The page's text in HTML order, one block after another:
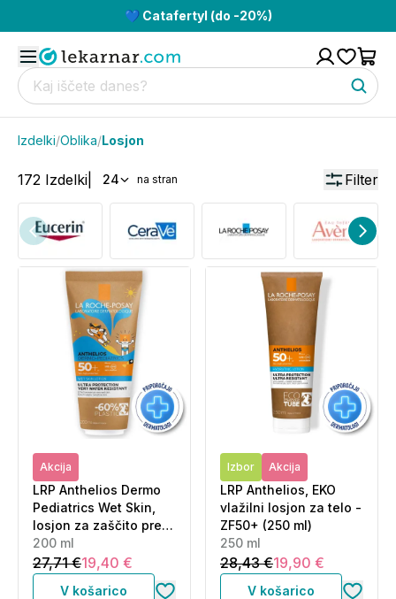
💙 Catafertyl (do -20%)
Izdelki/Oblika/Losjon
172 Izdelki 24 na stran Filter
Akcija
LRP Anthelios Dermo
Pediatrics Wet Skin,
losjon za zaščito pred
soncem za mokro in
suho kožo za otroke -
ZF50+ (200 ml)
200 ml
27,71 €19,40 €
V košarico
Izbor Akcija
LRP Anthelios, EKO
vlažilni losjon za telo -
ZF50+ (250 ml)
250 ml
28,43 €19,90 €
V košarico